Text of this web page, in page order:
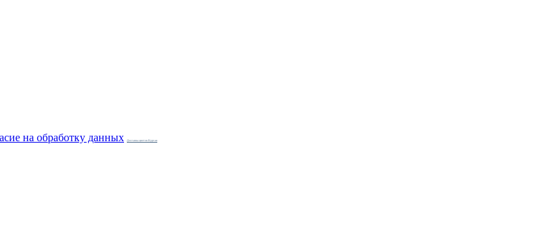
на обработку данных Доставка цветов Курган